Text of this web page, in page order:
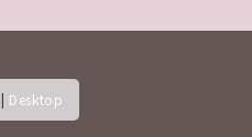
| Desktop